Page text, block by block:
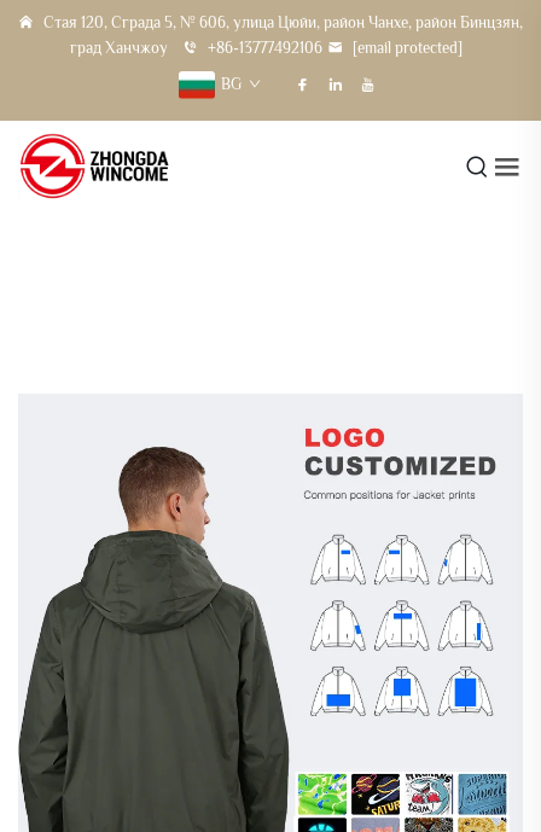
Стая 120, Сграда 5, № 606, улица Цюйи, район Чанхе, район Бинцзян,
град Ханчжоу
+86-13777492106
[email protected]
BG